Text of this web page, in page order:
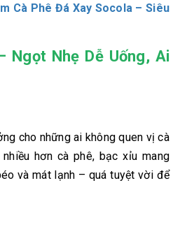
Cà Phê Đá Xay Socola – Siêu
Ngọt Nhẹ Dễ Uống, Ai
cho những ai không quen vị cà
hơn cà phê, bạc xỉu mang
và mát lạnh – quá tuyệt vời để